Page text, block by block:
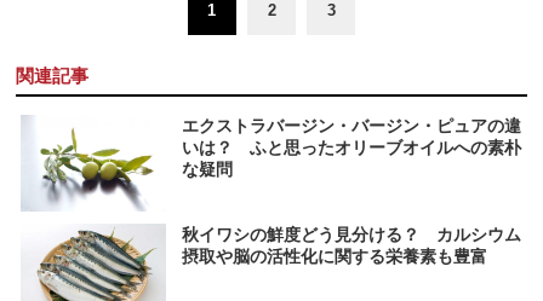
1 2 3
関連記事
エクストラバージン・バージン・ピュアの違
いは？ ふと思ったオリーブオイルへの素朴
な疑問
秋イワシの鮮度どう見分ける？ カルシウム
摂取や脳の活性化に関する栄養素も豊富